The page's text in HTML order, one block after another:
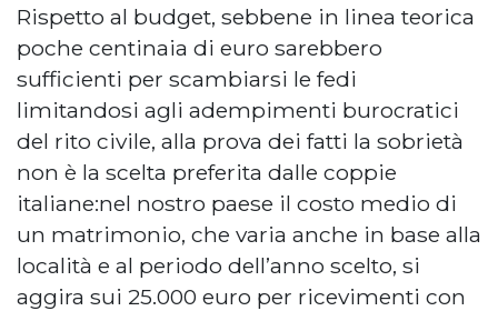
Rispetto al budget, sebbene in linea teorica
poche centinaia di euro sarebbero
sufficienti per scambiarsi le fedi
limitandosi agli adempimenti burocratici
del rito civile, alla prova dei fatti la sobrietà
non è la scelta preferita dalle coppie
italiane:nel nostro paese il costo medio di
un matrimonio, che varia anche in base alla
località e al periodo dell’anno scelto, si
aggira sui 25.000 euro per ricevimenti con